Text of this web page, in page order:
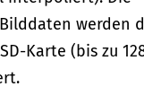
werden
Karte (bis zu